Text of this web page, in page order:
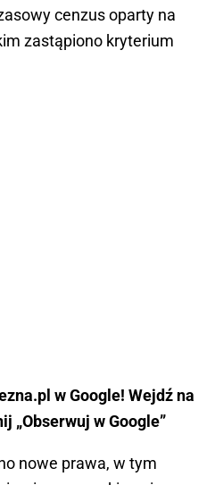
cenzus oparty na
zastąpiono kryterium
w Google! Wejdź na
„Obserwuj w Google”
nowe prawa, w tym